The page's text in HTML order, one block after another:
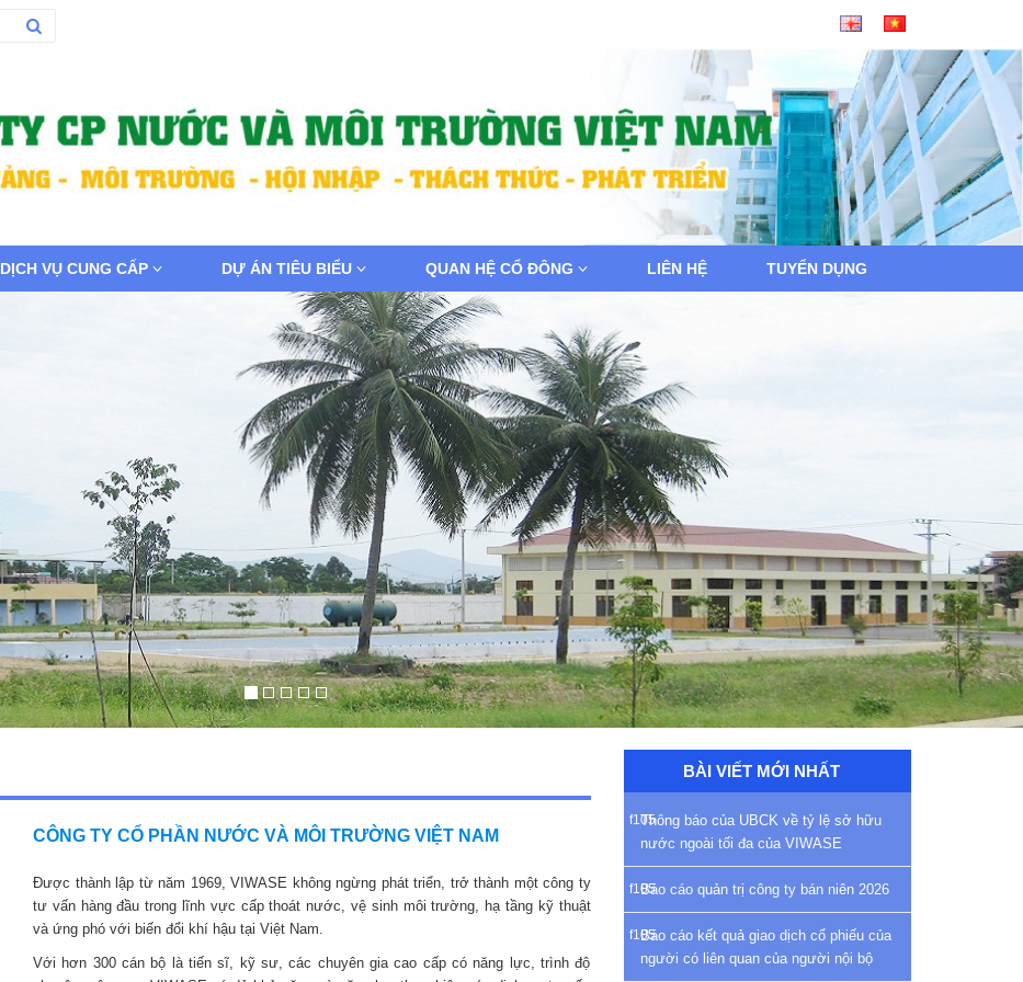
DỊCH VỤ CUNG CẤP DỰ ÁN TIÊU BIỂU QUAN HỆ CỔ ĐÔNG LIÊN HỆ TUYỂN DỤNG
CÔNG TY CỔ PHẦN NƯỚC VÀ MÔI TRƯỜNG VIỆT NAM
Được thành lập từ năm 1969, VIWASE không ngừng phát triển, trở thành một công ty
tư vấn hàng đầu trong lĩnh vực cấp thoát nước, vệ sinh môi trường, hạ tầng kỹ thuật
và ứng phó với biến đổi khí hậu tại Việt Nam.
Với hơn 300 cán bộ là tiến sĩ, kỹ sư, các chuyên gia cao cấp có năng lực, trình độ
BÀI VIẾT MỚI NHẤT
Thông báo của UBCK về tỷ lệ sở hữu
nước ngoài tối đa của VIWASE
Báo cáo quản trị công ty bán niên 2026
Báo cáo kết quả giao dịch cổ phiếu của
người có liên quan của người nội bộ